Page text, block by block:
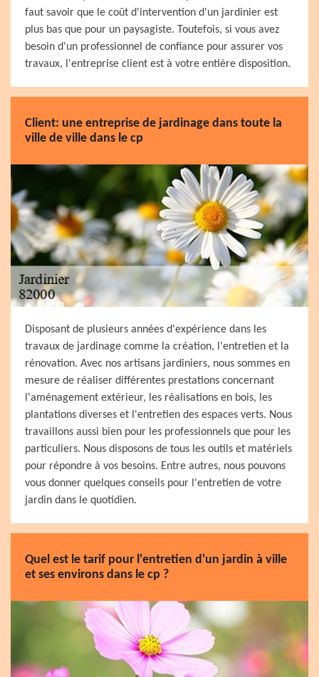
faut savoir que le coût d'intervention d'un jardinier est
plus bas que pour un paysagiste. Toutefois, si vous avez
besoin d'un professionnel de confiance pour assurer vos
travaux, l'entreprise client est à votre entière disposition.
Client: une entreprise de jardinage dans toute la
ville de ville dans le cp
Disposant de plusieurs années d'expérience dans les
travaux de jardinage comme la création, l'entretien et la
rénovation. Avec nos artisans jardiniers, nous sommes en
mesure de réaliser différentes prestations concernant
l'aménagement extérieur, les réalisations en bois, les
plantations diverses et l'entretien des espaces verts. Nous
travaillons aussi bien pour les professionnels que pour les
particuliers. Nous disposons de tous les outils et matériels
pour répondre à vos besoins. Entre autres, nous pouvons
vous donner quelques conseils pour l'entretien de votre
jardin dans le quotidien.
Quel est le tarif pour l'entretien d'un jardin à ville
et ses environs dans le cp ?